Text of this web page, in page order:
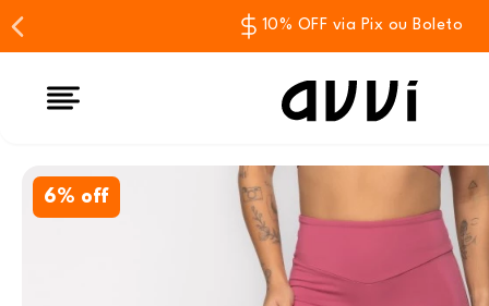
10% OFF via Pix ou Boleto
6% off